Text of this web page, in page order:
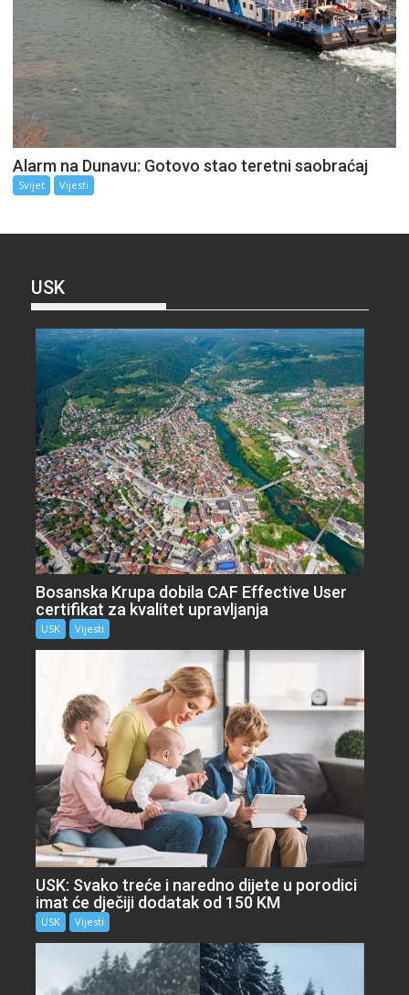
Alarm na Dunavu: Gotovo stao teretni saobraćaj
Svijet Vijesti
USK
Bosanska Krupa dobila CAF Effective User
certifikat za kvalitet upravljanja
USK Vijesti
USK: Svako treće i naredno dijete u porodici
imat će dječiji dodatak od 150 KM
USK Vijesti